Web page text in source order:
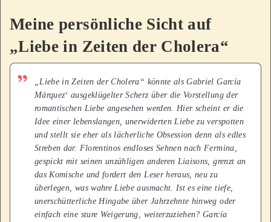
Meine persönliche Sicht auf
„Liebe in Zeiten der Cholera“
„Liebe in Zeiten der Cholera“ könnte als Gabriel García
Márquez‘ ausgeklügelter Scherz über die Vorstellung der
romantischen Liebe angesehen werden. Hier scheint er die
Idee einer lebenslangen, unerwiderten Liebe zu verspotten
und stellt sie eher als lächerliche Obsession denn als edles
Streben dar. Florentinos endloses Sehnen nach Fermina,
gespickt mit seinen unzähligen anderen Liaisons, grenzt an
das Komische und fordert den Leser heraus, neu zu
überlegen, was wahre Liebe ausmacht. Ist es eine tiefe,
unerschütterliche Hingabe über Jahrzehnte hinweg oder
einfach eine sture Weigerung, weiterzuziehen? García